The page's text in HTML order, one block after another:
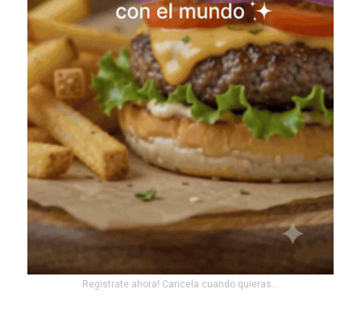
Registrate ahora! Cancela cuando quieras...